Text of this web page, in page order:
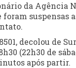
da Agência
suspensas
decolou de
(22h30 de
após partir.